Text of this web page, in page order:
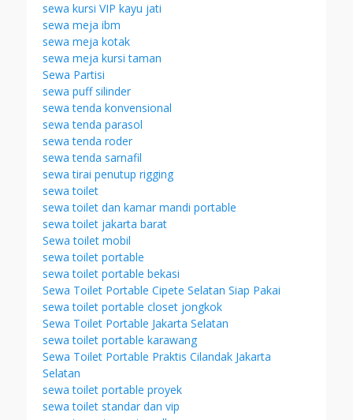
sewa kursi VIP kayu jati
sewa meja ibm
sewa meja kotak
sewa meja kursi taman
Sewa Partisi
sewa puff silinder
sewa tenda konvensional
sewa tenda parasol
sewa tenda roder
sewa tenda sarnafil
sewa tirai penutup rigging
sewa toilet
sewa toilet dan kamar mandi portable
sewa toilet jakarta barat
Sewa toilet mobil
sewa toilet portable
sewa toilet portable bekasi
Sewa Toilet Portable Cipete Selatan Siap Pakai
sewa toilet portable closet jongkok
Sewa Toilet Portable Jakarta Selatan
sewa toilet portable karawang
Sewa Toilet Portable Praktis Cilandak Jakarta
Selatan
sewa toilet portable proyek
sewa toilet standar dan vip